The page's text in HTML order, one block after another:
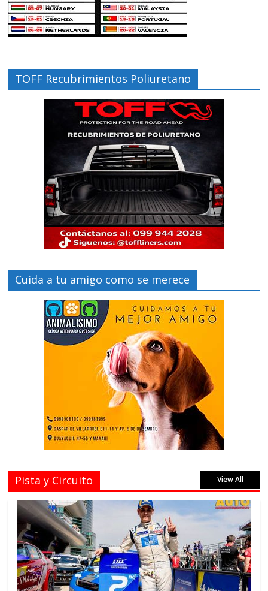
TOFF Recubrimientos Poliuretano
Cuida a tu amigo como se merece
Pista y Circuito View All